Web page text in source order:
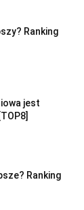
Ranking
jest
Ranking